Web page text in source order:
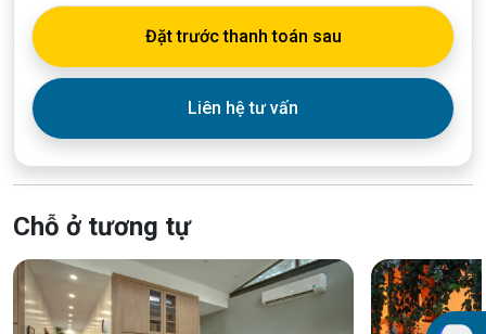
Đặt trước thanh toán sau
Liên hệ tư vấn
Chỗ ở tương tự